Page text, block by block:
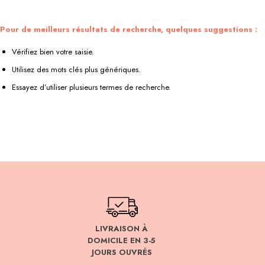
Pour de meilleurs résultats de recherche, quelques suggestions :
Vérifiez bien votre saisie.
Utilisez des mots clés plus génériques.
Essayez d’utiliser plusieurs termes de recherche.
LIVRAISON À
DOMICILE EN 3-5
JOURS OUVRÉS